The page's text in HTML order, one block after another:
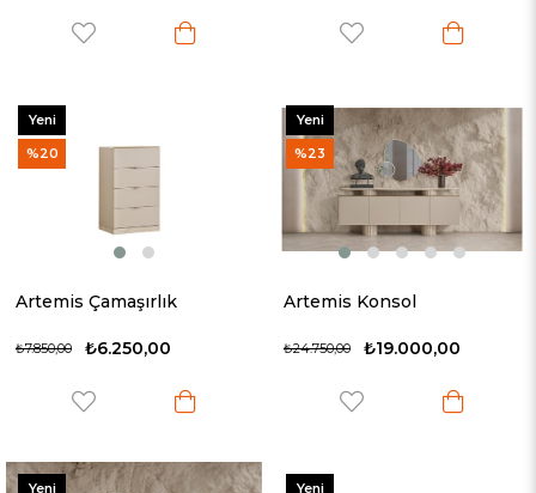
Artemis Çamaşırlık
₺6.250,00
₺7.850,00
Yeni
Ürün
%20
Artemis Konsol
₺19.000,00
₺24.750,00
Yeni
Ürün
%23
Yeni
Yeni